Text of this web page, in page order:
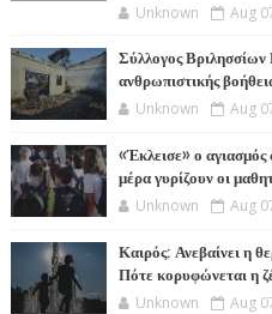
Unknown Aug
Σύλλογος
ανθρωπιστικής
Unknown Aug
«Έκλεισε» ο αγιασμός
μέρα γυρίζουν οι
Unknown Aug
Καιρός: Ανεβαίνει η
Πότε κορυφώνεται η
Unknown Aug